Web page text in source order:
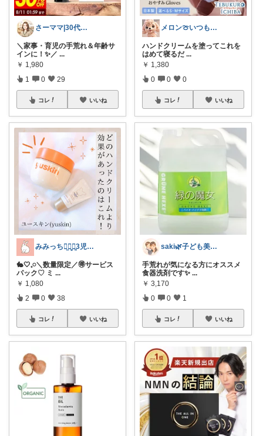
さーママ|30代小2女児ママ🎀
＼家事・育児の手荒れ＆年齢サ
インに！✨／ ...
￥ 1,980
1 0 29
コレ いいね
みみっちꪔ̤̫ꪔ̤̥ꪔ͈̱3児ママ♡
🐇🤍𓈒𓏸＼数量限定／🉐サービス
パック♡ ミ ...
￥ 1,080
2 0 38
コレ いいね
メロン🍈いつも感謝様✨️
ハンドクリームを塗ってこれを
はめて寝るだ ...
￥ 1,380
0 0 0
コレ いいね
saki🌿子ども美腸ごはん
手荒れが気になる方にオススメ
食器洗剤です✨ ...
￥ 3,170
0 0 1
コレ いいね